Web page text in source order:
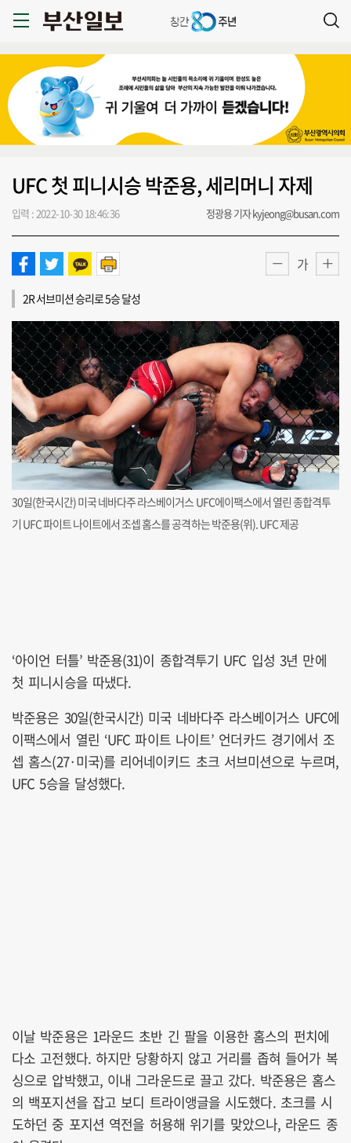
UFC 첫 피니시승 박준용, 세리머니 자제
입력 : 2022-10-30 18:46:36 정광용 기자 kyjeong@busan.com
가
2R 서브미션 승리로 5승 달성
30일(한국시간) 미국 네바다주 라스베이거스 UFC에이팩스에서 열린 종합격투
기 UFC 파이트 나이트에서 조셉 홈스를 공격하는 박준용(위). UFC 제공
‘아이언 터틀’ 박준용(31)이 종합격투기 UFC 입성 3년 만에
첫 피니시승을 따냈다.
박준용은 30일(한국시간) 미국 네바다주 라스베이거스 UFC에
이팩스에서 열린 ‘UFC 파이트 나이트’ 언더카드 경기에서 조
셉 홈스(27·미국)를 리어네이키드 초크 서브미션으로 누르며,
UFC 5승을 달성했다.
이날 박준용은 1라운드 초반 긴 팔을 이용한 홈스의 펀치에
다소 고전했다. 하지만 당황하지 않고 거리를 좁혀 들어가 복
싱으로 압박했고, 이내 그라운드로 끌고 갔다. 박준용은 홈스
의 백포지션을 잡고 보디 트라이앵글을 시도했다. 초크를 시
도하던 중 포지션 역전을 허용해 위기를 맞았으나, 라운드 종